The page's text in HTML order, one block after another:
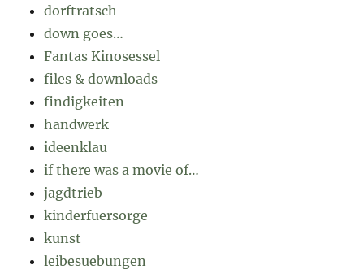
dorftratsch
down goes…
Fantas Kinosessel
files & downloads
findigkeiten
handwerk
ideenklau
if there was a movie of…
jagdtrieb
kinderfuersorge
kunst
leibesuebungen